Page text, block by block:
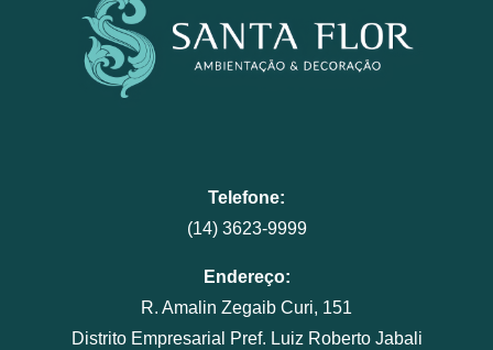
Telefone:
(14) 3623-9999
Endereço:
R. Amalin Zegaib Curi, 151
Distrito Empresarial Pref. Luiz Roberto Jabali